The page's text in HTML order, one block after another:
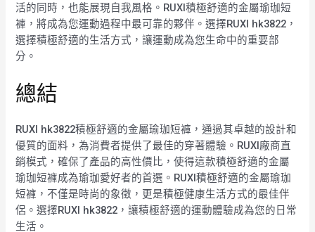
活的同時，也能展現自我風格。RUXI積極舒適的金屬瑜珈短
褲，將成為您運動過程中最可靠的夥伴。選擇RUXI hk3822，
選擇積極舒適的生活方式，讓運動成為您生命中的重要部
分。
總結
RUXI hk3822積極舒適的金屬瑜珈短褲，通過其卓越的設計和
優質的面料，為消費者提供了最佳的穿著體驗。RUXI廠商直
銷模式，確保了產品的高性價比，使得這款積極舒適的金屬
瑜珈短褲成為瑜珈愛好者的首選。RUXI積極舒適的金屬瑜珈
短褲，不僅是時尚的象徵，更是積極健康生活方式的最佳伴
侶。選擇RUXI hk3822，讓積極舒適的運動體驗成為您的日常
生活。